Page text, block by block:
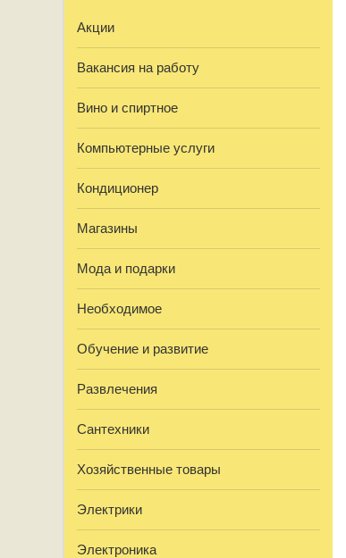
Акции
Вакансия на работу
Вино и спиртное
Компьютерные услуги
Кондиционер
Магазины
Мода и подарки
Необходимое
Обучение и развитие
Развлечения
Сантехники
Хозяйственные товары
Электрики
Электроника